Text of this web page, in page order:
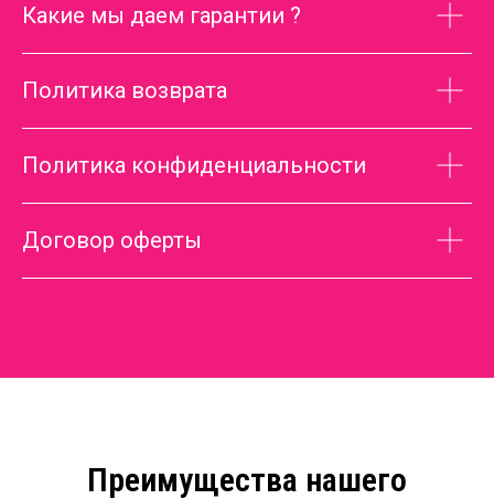
Какие мы даем гарантии ?
Политика возврата
Политика конфиденциальности
Договор оферты
Преимущества нашего